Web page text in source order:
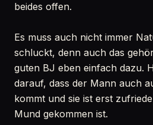
beides offen.
Es muss auch nicht immer
schluckt, denn auch das
guten BJ eben einfach dazu.
darauf, dass der Mann auch
kommt und sie ist erst
Mund gekommen ist.